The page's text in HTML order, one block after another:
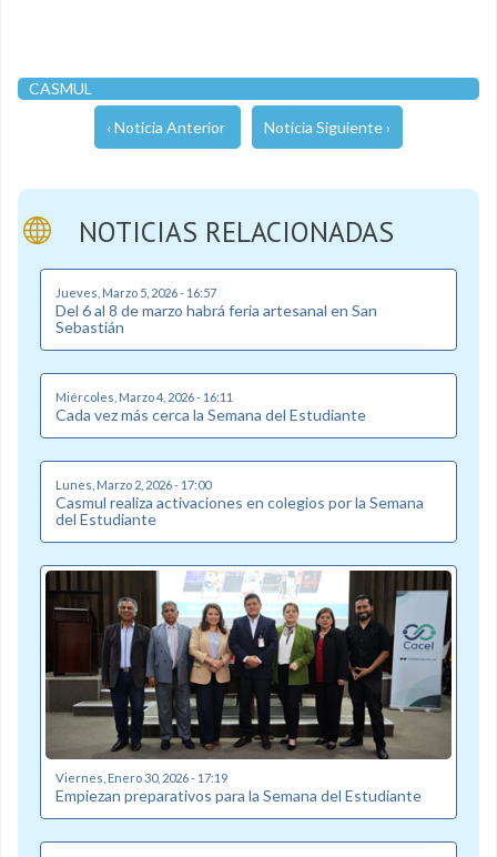
CASMUL
‹ Noticia Anterior Noticia Siguiente ›
NOTICIAS RELACIONADAS
Jueves, Marzo 5, 2026 - 16:57
Del 6 al 8 de marzo habrá feria artesanal en San
Sebastián
Miércoles, Marzo 4, 2026 - 16:11
Cada vez más cerca la Semana del Estudiante
Lunes, Marzo 2, 2026 - 17:00
Casmul realiza activaciones en colegios por la Semana
del Estudiante
Viernes, Enero 30, 2026 - 17:19
Empiezan preparativos para la Semana del Estudiante